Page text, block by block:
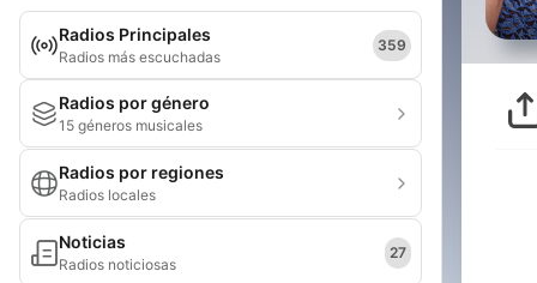
Radios Principales
Radios más escuchadas
359
Radios por género
15 géneros musicales
Radios por regiones
Radios locales
Noticias
Radios noticiosas
27